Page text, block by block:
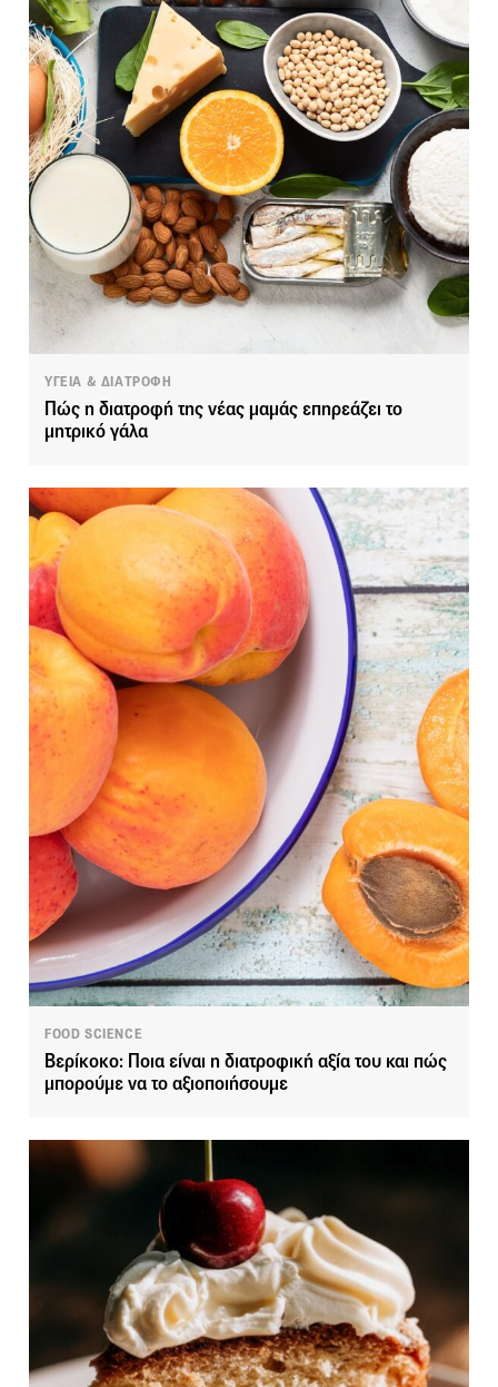
ΥΓΕΙΑ & ΔΙΑΤΡΟΦΗ
Πώς η διατροφή της νέας μαμάς επηρεάζει το
μητρικό γάλα
FOOD SCIENCE
Βερίκοκο: Ποια είναι η διατροφική αξία του και πώς
μπορούμε να το αξιοποιήσουμε